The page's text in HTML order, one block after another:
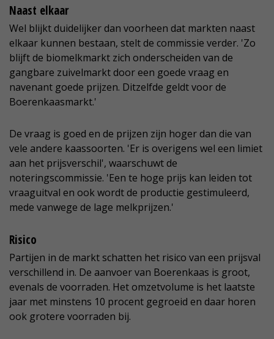
Naast elkaar
Wel blijkt duidelijker dan voorheen dat markten naast
elkaar kunnen bestaan, stelt de commissie verder. 'Zo
blijft de biomelkmarkt zich onderscheiden van de
gangbare zuivelmarkt door een goede vraag en
navenant goede prijzen. Ditzelfde geldt voor de
Boerenkaasmarkt.'
De vraag is goed en de prijzen zijn hoger dan die van
vele andere kaassoorten. 'Er is overigens wel een limiet
aan het prijsverschil', waarschuwt de
noteringscommissie. 'Een te hoge prijs kan leiden tot
vraaguitval en ook wordt de productie gestimuleerd,
mede vanwege de lage melkprijzen.'
Risico
Partijen in de markt schatten het risico van een prijsval
verschillend in. De aanvoer van Boerenkaas is groot,
evenals de voorraden. Het omzetvolume is het laatste
jaar met minstens 10 procent gegroeid en daar horen
ook grotere voorraden bij.